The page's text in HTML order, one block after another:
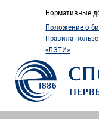
Нормативные
Положение о
Правила
«ЛЭТИ»